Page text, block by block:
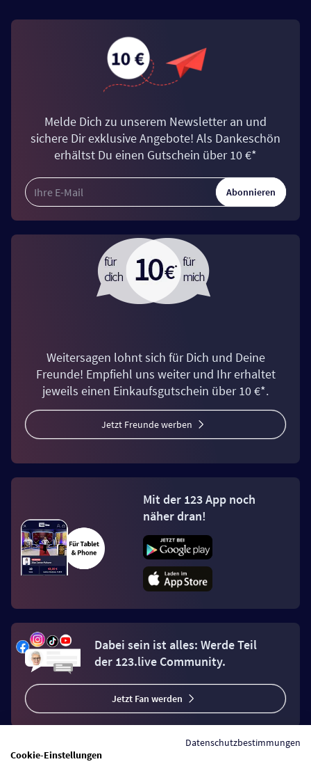
Melde Dich zu unserem Newsletter an und
sichere Dir exklusive Angebote! Als Dankeschön
erhältst Du einen Gutschein über 10 €*
Abonnieren
Weitersagen lohnt sich für Dich und Deine
Freunde! Empfiehl uns weiter und Ihr erhaltet
jeweils einen Einkaufsgutschein über 10 €*.
Jetzt Freunde werben
Mit der 123 App noch
näher dran!
Dabei sein ist alles: Werde Teil
der 123.live Community.
Jetzt Fan werden
Datenschutzbestimmungen
Cookie-Einstellungen